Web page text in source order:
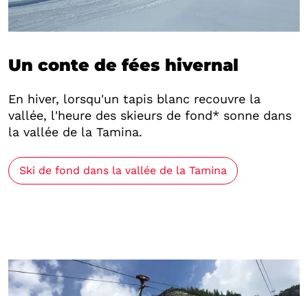
Un conte de fées hivernal
En hiver, lorsqu'un tapis blanc recouvre la
vallée, l'heure des skieurs de fond* sonne dans
la vallée de la Tamina.
Ski de fond dans la vallée de la Tamina